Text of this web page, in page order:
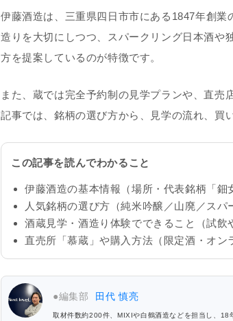
伊藤酒造は、三重県四日市市にある1847年創業
造りを大切にしつつ、スパークリング日本酒や
方を提案しているのが特徴です。
また、蔵では完全予約制の見学プランや、直売
記事では、銘柄の選び方から、見学の流れ、買
この記事を読んでわかること
伊藤酒造の基本情報（場所・代表銘柄「鈿
人気銘柄の選び方（純米吟醸／山廃／スパ
酒蔵見学・酒造り体験でできること（試飲
直売所「慕蔵」や購入方法（限定酒・オン
●編集部 田代 慎亮
取材件数約200件、MIXIや白鶴酒造などを担当し、